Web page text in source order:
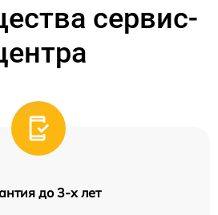
сервис-
до 3-х лет